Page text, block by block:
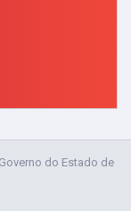
do Estado de